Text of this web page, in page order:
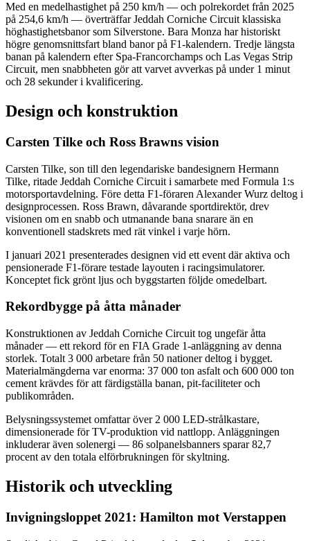
Med en medelhastighet på 250 km/h — och polrekordet från 2025
på 254,6 km/h — överträffar Jeddah Corniche Circuit klassiska
höghastighetsbanor som Silverstone. Bara Monza har historiskt
högre genomsnittsfart bland banor på F1-kalendern. Tredje längsta
banan på kalendern efter Spa-Francorchamps och Las Vegas Strip
Circuit, men snabbheten gör att varvet avverkas på under 1 minut
och 28 sekunder i kvalificering.
Design och konstruktion
Carsten Tilke och Ross Brawns vision
Carsten Tilke, son till den legendariske bandesignern Hermann
Tilke, ritade Jeddah Corniche Circuit i samarbete med Formula 1:s
motorsportavdelning. Före detta F1-föraren Alexander Wurz deltog i
designprocessen. Ross Brawn, dåvarande sportdirektör, drev
visionen om en snabb och utmanande bana snarare än en
konventionell stadskrets med rät vinkel i varje hörn.
I januari 2021 presenterades designen vid ett event där aktiva och
pensionerade F1-förare testade layouten i racingsimulatorer.
Konceptet fick grönt ljus och byggstarten följde omedelbart.
Rekordbygge på åtta månader
Konstruktionen av Jeddah Corniche Circuit tog ungefär åtta
månader — ett rekord för en FIA Grade 1-anläggning av denna
storlek. Totalt 3 000 arbetare från 50 nationer deltog i bygget.
Materialmängderna var enorma: 37 000 ton asfalt och 600 000 ton
cement krävdes för att färdigställa banan, pit-faciliteter och
publikområden.
Belysningssystemet omfattar över 2 000 LED-strålkastare,
dimensionerade för TV-produktion vid nattlopp. Anläggningen
inkluderar även solenergi — 86 solpanelsbanners sparar 82,7
procent av den totala elförbrukningen för skyltning.
Historik och utveckling
Invigningsloppet 2021: Hamilton mot Verstappen